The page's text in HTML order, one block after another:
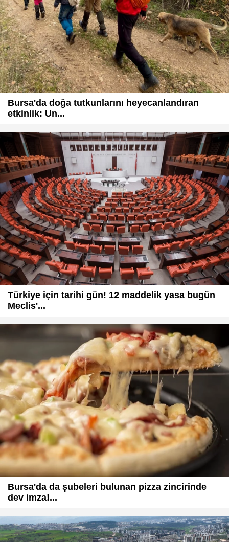
Bursa'da doğa tutkunlarını heyecanlandıran
etkinlik: Un...
Türkiye için tarihi gün! 12 maddelik yasa bugün
Meclis'...
Bursa'da da şubeleri bulunan pizza zincirinde
dev imza!...